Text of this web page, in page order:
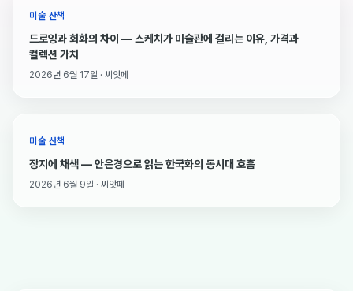
미술 산책
드로잉과 회화의 차이 — 스케치가 미술관에 걸리는 이유, 가격과
컬렉션 가치
2026년 6월 17일 · 씨앗페
미술 산책
장지에 채색 — 안은경으로 읽는 한국화의 동시대 호흡
2026년 6월 9일 · 씨앗페